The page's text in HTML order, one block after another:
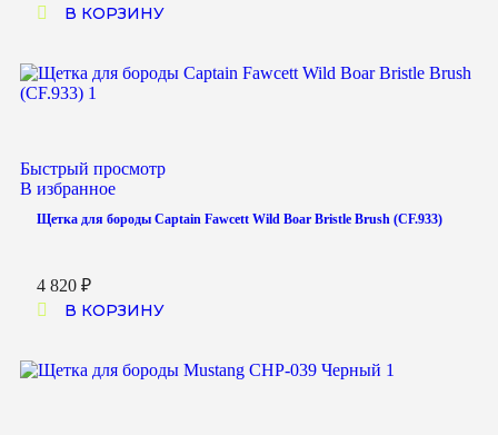
В КОРЗИНУ
Быстрый просмотр
В избранное
Щетка для бороды Captain Fawcett Wild Boar Bristle Brush (CF.933)
4 820 ₽
В КОРЗИНУ